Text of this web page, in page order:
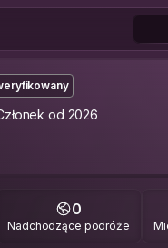
od 2026
0
Nadchodzące podróże